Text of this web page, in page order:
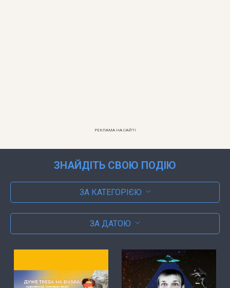
РЕКЛАМА НА САЙТІ
ЗНАЙДІТЬ СВОЮ ПОДІЮ
ЗА КАТЕГОРІЄЮ
ЗА ДАТОЮ